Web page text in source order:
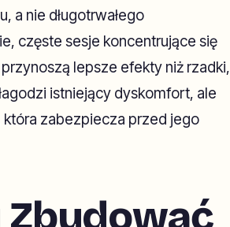
a nie długotrwałego
częste sesje koncentrujące się
lepsze efekty niż rzadki,
istniejący dyskomfort, ale
zabezpiecza przed jego
Zbudować